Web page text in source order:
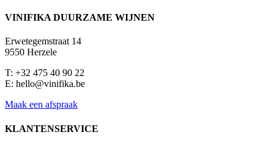
VINIFIKA DUURZAME WIJNEN
Erwetegemstraat 14
9550 Herzele
T: +32 475 40 90 22
E: hello@vinifika.be
Maak een afspraak
KLANTENSERVICE